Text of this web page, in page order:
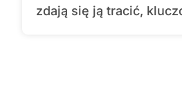
zdają się ją tracić,